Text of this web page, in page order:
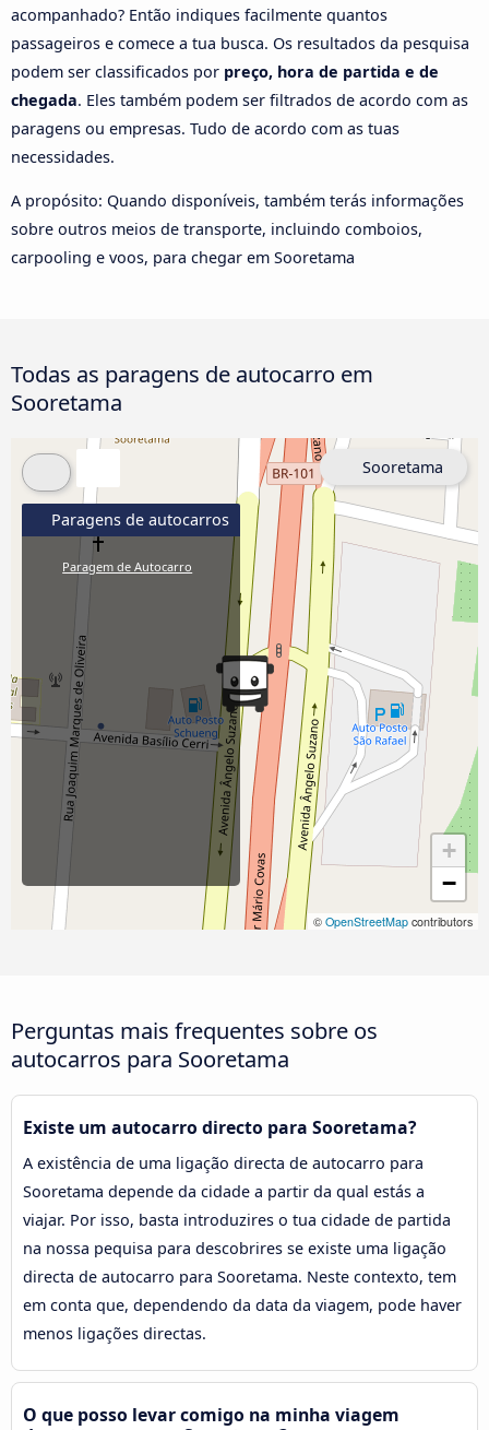
acompanhado? Então indiques facilmente quantos
passageiros e comece a tua busca. Os resultados da pesquisa
podem ser classificados por preço, hora de partida e de
chegada. Eles também podem ser filtrados de acordo com as
paragens ou empresas. Tudo de acordo com as tuas
necessidades.
A propósito: Quando disponíveis, também terás informações
sobre outros meios de transporte, incluindo comboios,
carpooling e voos, para chegar em Sooretama
Todas as paragens de autocarro em
Sooretama
+
−
© OpenStreetMap contributors
Paragens de autocarros
Paragem de Autocarro
Sooretama
Perguntas mais frequentes sobre os
autocarros para Sooretama
Existe um autocarro directo para Sooretama?
A existência de uma ligação directa de autocarro para
Sooretama depende da cidade a partir da qual estás a
viajar. Por isso, basta introduzires o tua cidade de partida
na nossa pequisa para descobrires se existe uma ligação
directa de autocarro para Sooretama. Neste contexto, tem
em conta que, dependendo da data da viagem, pode haver
menos ligações directas.
O que posso levar comigo na minha viagem